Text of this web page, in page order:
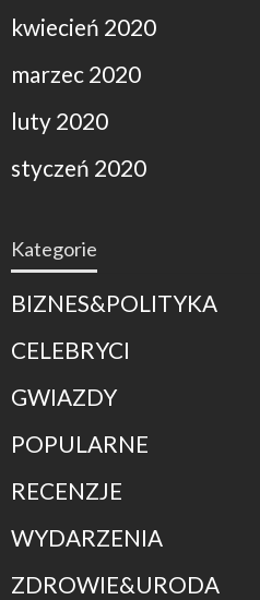
kwiecień 2020
marzec 2020
luty 2020
styczeń 2020
Kategorie
BIZNES&POLITYKA
CELEBRYCI
GWIAZDY
POPULARNE
RECENZJE
WYDARZENIA
ZDROWIE&URODA